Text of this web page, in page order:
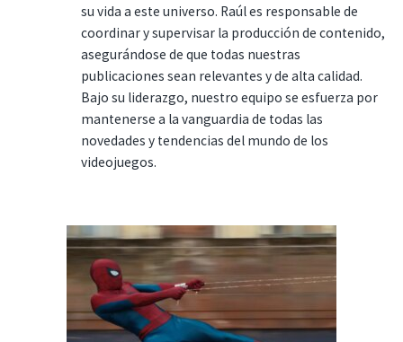
su vida a este universo. Raúl es responsable de
coordinar y supervisar la producción de contenido,
asegurándose de que todas nuestras
publicaciones sean relevantes y de alta calidad.
Bajo su liderazgo, nuestro equipo se esfuerza por
mantenerse a la vanguardia de todas las
novedades y tendencias del mundo de los
videojuegos.